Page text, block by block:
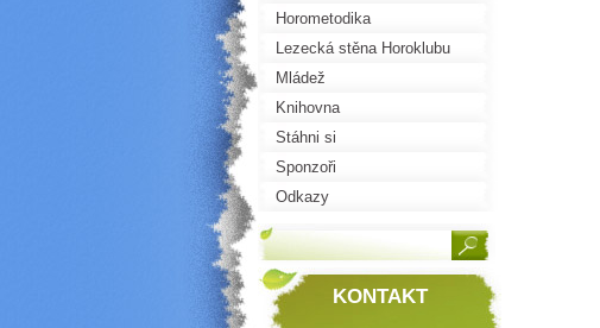
Horometodika
Lezecká stěna Horoklubu
Mládež
Knihovna
Stáhni si
Sponzoři
Odkazy
KONTAKT